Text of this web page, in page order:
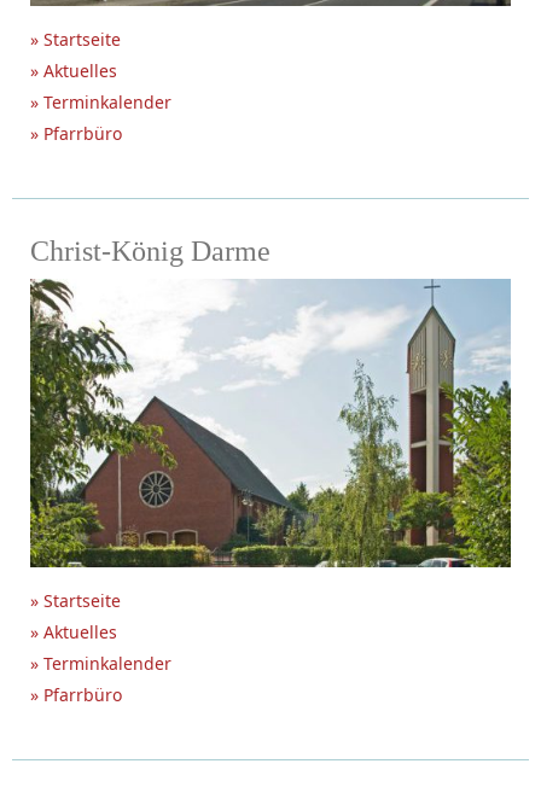
» Startseite
» Aktuelles
» Terminkalender
» Pfarrbüro
Christ-König Darme
» Startseite
» Aktuelles
» Terminkalender
» Pfarrbüro